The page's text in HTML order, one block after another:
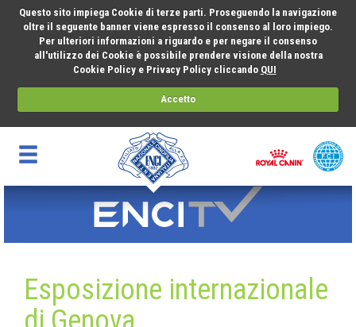
Questo sito impiega Cookie di terze parti. Proseguendo la navigazione
oltre il seguente banner viene espresso il consenso al loro impiego.
Per ulteriori informazioni a riguardo e per negare il consenso
all'utilizzo dei Cookie è possibile prendere visione della nostra
Cookie Policy e Privacy Policy cliccando QUI
Accetto
Esposizione internazionale